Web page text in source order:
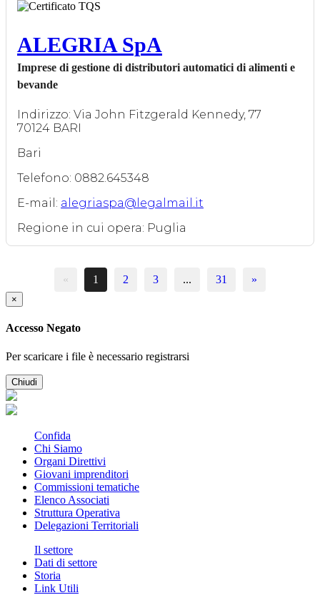
ALEGRIA SpA
Imprese di gestione di distributori automatici di alimenti e
bevande
Indirizzo: Via John Fitzgerald Kennedy, 77
70124 BARI
Bari
Telefono: 0882.645348
E-mail: alegriaspa@legalmail.it
Regione in cui opera: Puglia
« 1 2 3 ... 31 »
×
Accesso Negato
Per scaricare i file è necessario registrarsi
Chiudi
Confida
Chi Siamo
Organi Direttivi
Giovani imprenditori
Commissioni tematiche
Elenco Associati
Struttura Operativa
Delegazioni Territoriali
Il settore
Dati di settore
Storia
Link Utili